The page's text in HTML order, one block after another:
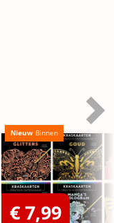
Nieuw Binnen
€ 7,99